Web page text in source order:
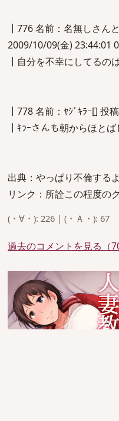
┃776 名前：名無しさん
2009/10/09(金) 23:44:01 0
┃自分を不幸にしてるの
┃778 名前：ﾔｼﾞｷﾗｰ[] 投
┃ｷﾗｰさんも朝からほと
出典：やっぱり不倫する
リンク：所詮この程度の
(・∀・): 226 | (・Ａ・): 67
過去のコメントを見る（